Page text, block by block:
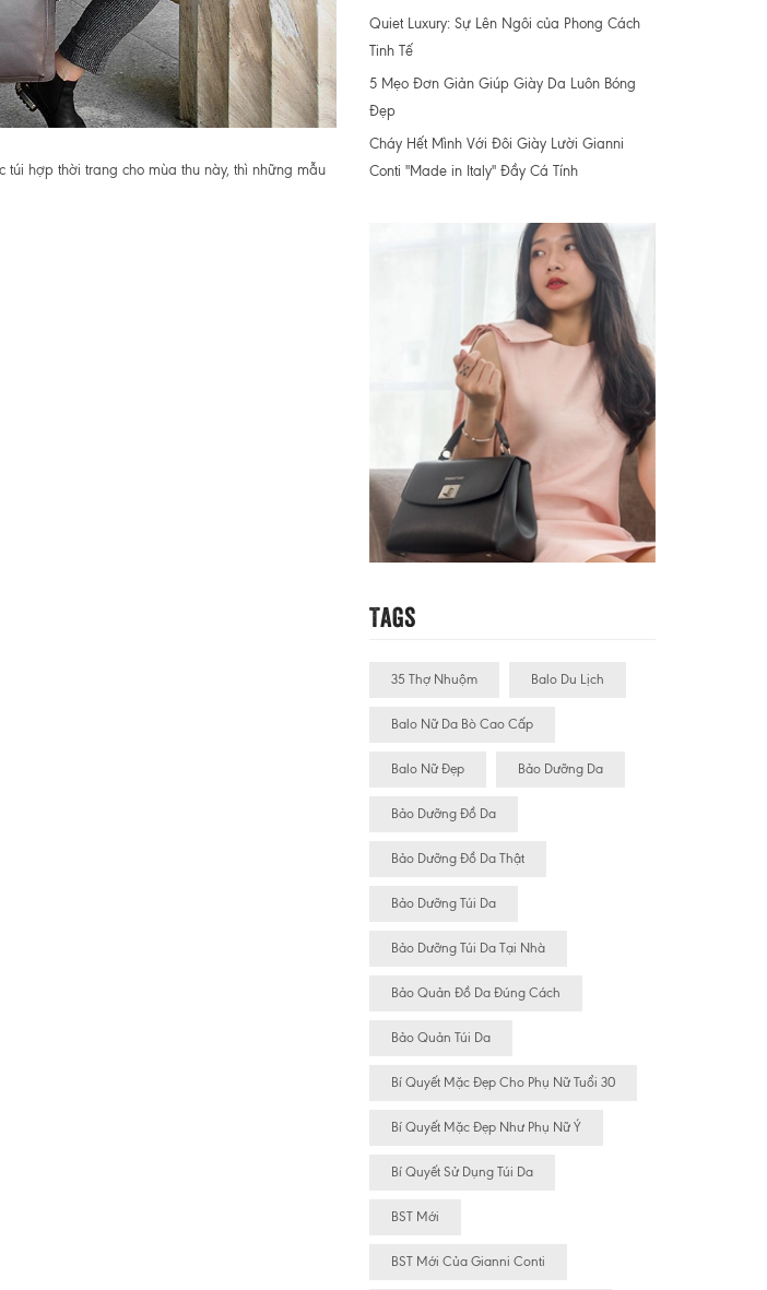
hợp thời trang cho mùa thu này, thì những mẫu
Quiet Luxury: Sự Lên Ngôi của Phong Cách
Tinh Tế
5 Mẹo Đơn Giản Giúp Giày Da Luôn Bóng
Đẹp
Cháy Hết Mình Với Đôi Giày Lười Gianni
Conti "Made in Italy" Đầy Cá Tính
Tags
35 Thợ Nhuộm Balo Du Lịch
Balo Nữ Da Bò Cao Cấp
Balo Nữ Đẹp Bảo Dưỡng Da
Bảo Dưỡng Đồ Da
Bảo Dưỡng Đồ Da Thật
Bảo Dưỡng Túi Da
Bảo Dưỡng Túi Da Tại Nhà
Bảo Quản Đồ Da Đúng Cách
Bảo Quản Túi Da
Bí Quyết Mặc Đẹp Cho Phụ Nữ Tuổi 30
Bí Quyết Mặc Đẹp Như Phụ Nữ Ý
Bí Quyết Sử Dụng Túi Da
BST Mới
BST Mới Của Gianni Conti